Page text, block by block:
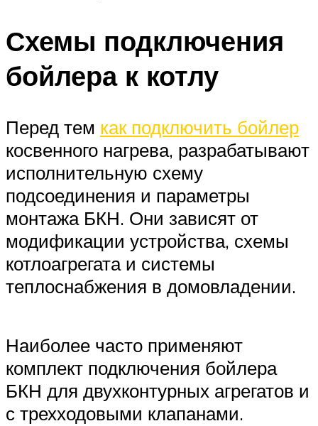
Схемы подключения
бойлера к котлу
Перед тем как подключить бойлер
косвенного нагрева, разрабатывают
исполнительную схему
подсоединения и параметры
монтажа БКН. Они зависят от
модификации устройства, схемы
котлоагрегата и системы
теплоснабжения в домовладении.
Наиболее часто применяют
комплект подключения бойлера
БКН для двухконтурных агрегатов и
с трехходовыми клапанами.